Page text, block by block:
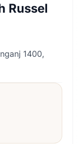
Russel
1400,